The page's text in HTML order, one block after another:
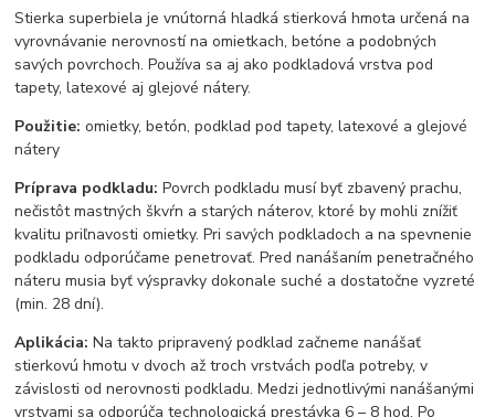
Stierka superbiela je vnútorná hladká stierková hmota určená na
vyrovnávanie nerovností na omietkach, betóne a podobných
savých povrchoch. Používa sa aj ako podkladová vrstva pod
tapety, latexové aj glejové nátery.
Použitie: omietky, betón, podklad pod tapety, latexové a glejové
nátery
Príprava podkladu: Povrch podkladu musí byť zbavený prachu,
nečistôt mastných škvŕn a starých náterov, ktoré by mohli znížiť
kvalitu priľnavosti omietky. Pri savých podkladoch a na spevnenie
podkladu odporúčame penetrovať. Pred nanášaním penetračného
náteru musia byť výspravky dokonale suché a dostatočne vyzreté
(min. 28 dní).
Aplikácia:Na takto pripravený podklad začneme nanášať
stierkovú hmotu v dvoch až troch vrstvách podľa potreby, v
závislosti od nerovnosti podkladu. Medzi jednotlivými nanášanými
vrstvami sa odporúča technologická prestávka 6 – 8 hod. Po